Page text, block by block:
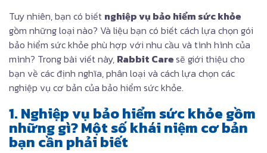
Tuy nhiên, bạn có biết nghiệp vụ bảo hiểm sức khỏe
gồm những loại nào? Và liệu bạn có biết cách lựa chọn gói
bảo hiểm sức khỏe phù hợp với nhu cầu và tình hình của
mình? Trong bài viết này, Rabbit Caresẽ giới thiệu cho
bạn về các định nghĩa, phân loại và cách lựa chọn các
nghiệp vụ cơ bản của bảo hiểm sức khỏe.
1. Nghiệp vụ bảo hiểm sức khỏe gồm
những gì? Một số khái niệm cơ bản
bạn cần phải biết